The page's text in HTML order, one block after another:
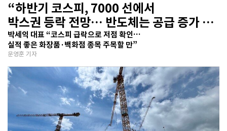
“하반기 코스피, 7000 선에서
박스권 등락 전망… 반도체는 공급 증가 선
반영 주시해야”
박세익 대표 “코스피 급락으로 저점 확인…
실적 좋은 화장품·백화점 종목 주목할 만”
문영훈 기자